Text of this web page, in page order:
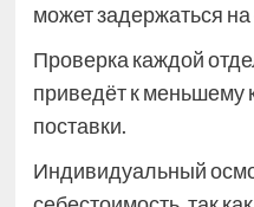
может задержаться
Проверка каждой
приведёт к меньшему
поставки.
Индивидуальный